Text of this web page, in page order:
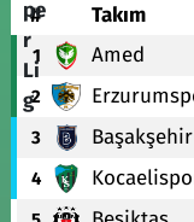
# Takım
1 Amed
2
3 Başakşehir
4